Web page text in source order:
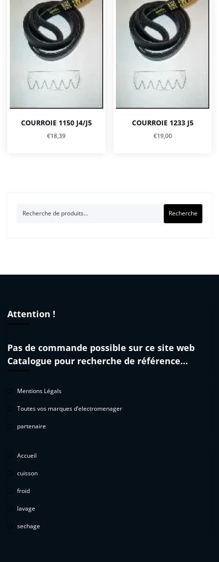
COURROIE 1150 J4/J5
€18,39
COURROIE 1233 J5
€19,00
Recherche
Attention !
Pas de commande possible sur ce site web
Catalogue pour recherche de référence…
Mentions Légals
Toutes vos marques d’electromenager
partenaire
Accueil
cuisson
froid
lavage
sechage